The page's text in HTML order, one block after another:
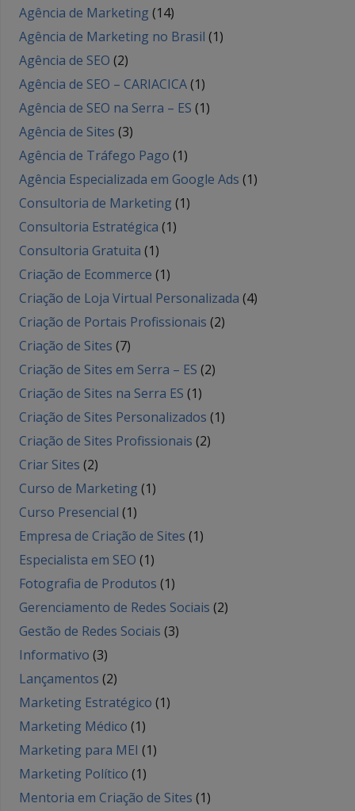
Agência de Marketing (14)
Agência de Marketing no Brasil (1)
Agência de SEO (2)
Agência de SEO – CARIACICA(1)
Agência de SEO na Serra – ES (1)
Agência de Sites (3)
Agência de Tráfego Pago (1)
Agência Especializada em Google Ads (1)
Consultoria de Marketing (1)
Consultoria Estratégica (1)
Consultoria Gratuita (1)
Criação de Ecommerce (1)
Criação de Loja Virtual Personalizada (4)
Criação de Portais Profissionais (2)
Criação de Sites (7)
Criação de Sites em Serra – ES (2)
Criação de Sites na Serra ES (1)
Criação de Sites Personalizados (1)
Criação de Sites Profissionais (2)
Criar Sites (2)
Curso de Marketing (1)
Curso Presencial (1)
Empresa de Criação de Sites (1)
Especialista em SEO (1)
Fotografia de Produtos (1)
Gerenciamento de Redes Sociais (2)
Gestão de Redes Sociais (3)
Informativo (3)
Lançamentos (2)
Marketing Estratégico (1)
Marketing Médico (1)
Marketing para MEI (1)
Marketing Político (1)
Mentoria em Criação de Sites (1)